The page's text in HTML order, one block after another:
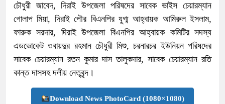
চৌধুরী জাবেদ, দিরাই উপজেলা পরিষদের সাবেক ভাইস চেয়ারম্যান
গোলাপ মিয়া, দিরাই পৌর বিএনপির যুগ্ম আহ্বায়ক আমিরুল ইসলাম,
ফারুক সরদার, দিরাই উপজেলা বিএনপির আহ্বায়ক কমিটির সদস্য
এডভোকেট ওবায়দুর রহমান চৌধুরী মিশু, চরনারচর ইউনিয়ন পরিষদের
সাবেক চেয়ারম্যান রতন কুমার দাস তালুকদার, সাবেক চেয়ারম্যান রতি
কান্ত দাসসহ দলীয় নেতৃবৃন্দ।
Download News PhotoCard (1080×1080)